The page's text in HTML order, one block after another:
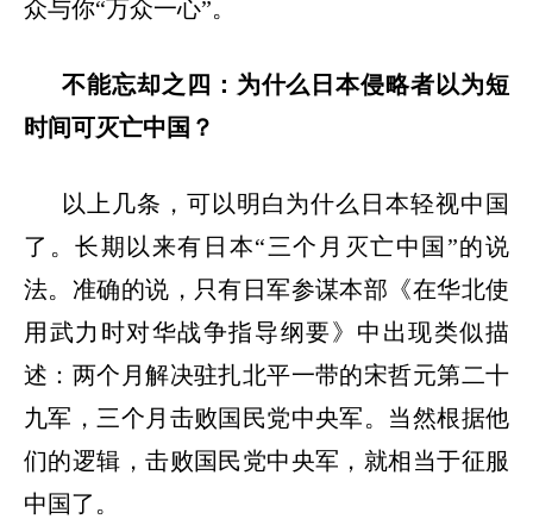
众与你“万众一心”。
不能忘却之四：为什么日本侵略者以为短
时间可灭亡中国？
以上几条，可以明白为什么日本轻视中国
了。长期以来有日本“三个月灭亡中国”的说
法。准确的说，只有日军参谋本部《在华北使
用武力时对华战争指导纲要》中出现类似描
述：两个月解决驻扎北平一带的宋哲元第二十
九军，三个月击败国民党中央军。当然根据他
们的逻辑，击败国民党中央军，就相当于征服
中国了。